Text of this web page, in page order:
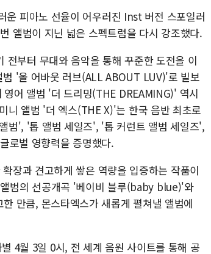
운 피아노 선율이 어우러진 Inst 버전 스포일러
앨범이 지닌 넓은 스펙트럼을 다시 강조했다.
전부터 무대와 음악을 통해 꾸준한 도전을 이
'올 어바웃 러브(ALL ABOUT LUV)'로 빌보
어 앨범 '더 드리밍(THE DREAMING)' 역시
니 앨범 '더 엑스(THE X)'는 한국 음반 최초로
범', '톱 앨범 세일즈', '톱 커런트 앨범 세일즈',
로벌 영향력을 증명했다.
장과 견고하게 쌓은 역량을 입증하는 작품이
범의 선공개곡 '베이비 블루(baby blue)'와
만큼, 몬스타엑스가 새롭게 펼쳐낼 앨범에
4월 3일 0시, 전 세계 음원 사이트를 통해 공